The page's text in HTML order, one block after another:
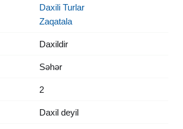
Daxili Turlar
Zaqatala
Daxildir
Səhər
2
Daxil deyil